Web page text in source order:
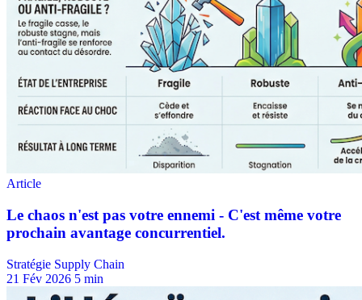
Stratégie Supply Chain
21 Fév 2026 5 min